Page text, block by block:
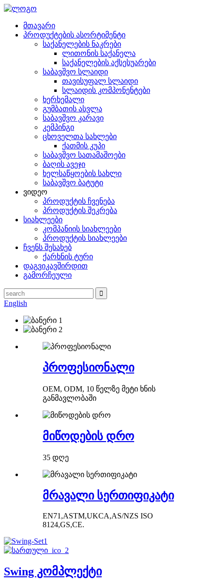
მთავარი
პროდუქტების ასორტიმენტი
საქანელების ნაკრები
ლითონის საქანელა
საქანელების აქსესუარები
საბავშვო სლაიდი
თავისუფალ სლაიდი
სლაიდის კომპონენტები
ხერხემალი
გუმბათის ასვლა
საბავშვო კარავი
კემპინგი
ცხოველთა სახლები
ქათმის კუპი
საბავშვო სათამაშოები
ბაღის ავეჯი
ხელსაწყოების სახლი
საბავშვო ბატუტი
ვიდეო
პროდუქტის ჩვენება
პროდუქტის შეკრება
სიახლეები
კომპანიის სიახლეები
პროდუქტის სიახლეები
ჩვენს შესახებ
ქარხნის ტური
დაგვიკავშირდით
გამორჩეული
English
პროფესიონალი
OEM, ODM, 10 წელზე მეტი ხნის
განმავლობაში
მიწოდების დრო
35 დღე
მრავალი სერთიფიკატი
EN71,ASTM,UKCA,AS/NZS ISO
8124,GS,CE.
Swing კომპლექტი